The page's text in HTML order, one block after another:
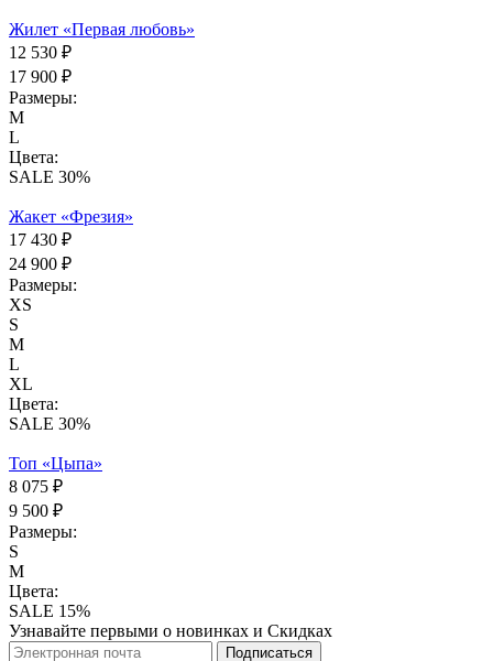
Жилет «Первая любовь»
12 530 ₽
17 900 ₽
Размеры:
M
L
Цвета:
SALE 30%
Жакет «Фрезия»
17 430 ₽
24 900 ₽
Размеры:
XS
S
M
L
XL
Цвета:
SALE 30%
Топ «Цыпа»
8 075 ₽
9 500 ₽
Размеры:
S
M
Цвета:
SALE 15%
Узнавайте первыми о новинках и Скидках
Подписаться